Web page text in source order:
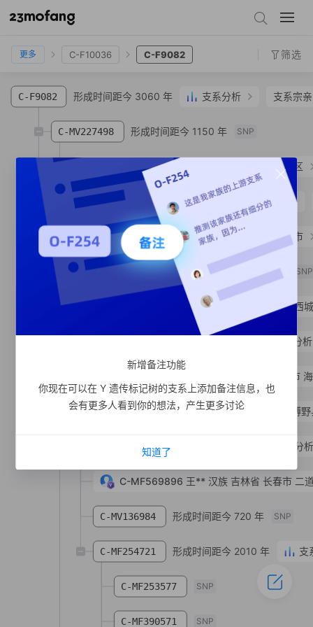
C-MF435654
更多 C-F10036 C-F9082 筛选
C-F9082 形成时间距今 3060 年 支系分析 支系宗亲
C-MV227498 形成时间距今 1150 年 SNP
C-F13864 形成时间距今 3050 年 支系分析
C-MV227494吴** 云南省 玉溪市 江川区
C-MF399503 朱**汉族江苏省 苏州市 常熟市
C-MV210753 形成时间距今 630 年 1 SNP
支系分析
形成时间距今 3030 年 支系分
李**汉族 北京市 市辖区 西
江苏省 连云港市
C-MF917981 王**汉族河北省 保定市 博
C-MF569896 王** 汉族 吉林省 长春市 二
C-MV136984 形成时间距今 720 年 SNP
C-MF254721 形成时间距今 2010 年 支
C-MF253577 SNP
C-MF390571 SNP
新增备注功能
你现在可以在 Y 遗传标记树的支系上添加备注信息，也
会有更多人看到你的想法，产生更多讨论
知道了